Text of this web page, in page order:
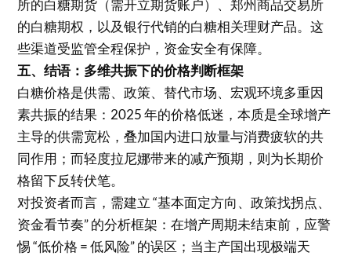
所的白糖期货（需开立期货账户）、郑州商品交易所
的白糖期权，以及银行代销的白糖相关理财产品。这
些渠道受监管全程保护，资金安全有保障。
五、结语：多维共振下的价格判断框架
白糖价格是供需、政策、替代市场、宏观环境多重因
素共振的结果：2025 年的价格低迷，本质是全球增产
主导的供需宽松，叠加国内进口放量与消费疲软的共
同作用；而轻度拉尼娜带来的减产预期，则为长期价
格留下反转伏笔。
对投资者而言，需建立 “基本面定方向、政策找拐点、
资金看节奏” 的分析框架：在增产周期未结束前，应警
惕 “低价格 = 低风险” 的误区；当主产国出现极端天